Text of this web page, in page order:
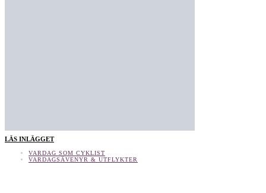
LÄS INLÄGGET
VARDAG SOM CYKLIST
VARDAGSÄVENYR & UTFLYKTER